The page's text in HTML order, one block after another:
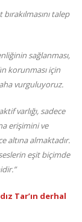
talep
sağlanması,
korunması için
vurguluyoruz.
varlığı, sadece
erişimini ve
altına almaktadır.
eşit biçimde
Tar’ın derhal